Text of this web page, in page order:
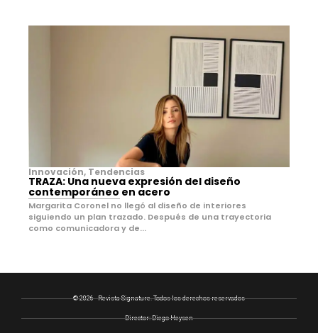
Innovación, Tendencias
TRAZA: Una nueva expresión del diseño
contemporáneo en acero
Margarita Coronel no llegó al diseño de interiores
siguiendo un plan trazado. Después de una trayectoria
como comunicadora y de...
© 2026 - Revista Signature. Todos los derechos reservados
Director: Diego Heysen